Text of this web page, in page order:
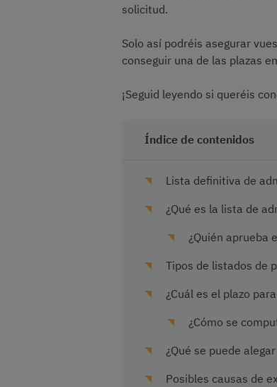
solicitud.
Solo así podréis asegurar
conseguir una de las plazas
¡Seguid leyendo si queréis
Índice de contenidos
Lista definitiva de
¿Qué es la lista de
¿Quién aprueba
Tipos de listados de
¿Cuál es el plazo
¿Cómo se
¿Qué se puede
Posibles causas de